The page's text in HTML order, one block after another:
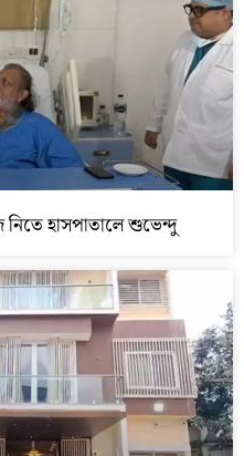
হাসপাতালে শুভেন্দু